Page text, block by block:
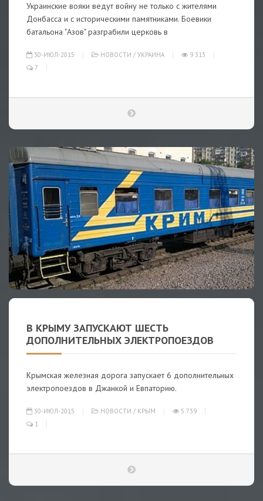
Украинские вояки ведут войну не только с жителями
Донбасса и с историческими памятниками. Боевики
батальона "Азов" разграбили церковь в
30-ИЮЛ-2015 НОВОСТИ / УКРАИНА
9 313
7
В КРЫМУ ЗАПУСКАЮТ ШЕСТЬ
ДОПОЛНИТЕЛЬНЫХ ЭЛЕКТРОПОЕЗДОВ
Крымская железная дорога запускает 6 дополнительных
электропоездов в Джанкой и Евпаторию.
30-ИЮЛ-2015 НОВОСТИ / КРЫМ
5 739
1